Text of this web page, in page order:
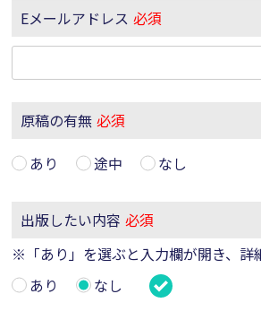
Eメールアドレス 必須
原稿の有無 必須
あり
途中 なし
出版したい内容 必須
※「あり」を選ぶと入力欄が開き、詳
あり
なし